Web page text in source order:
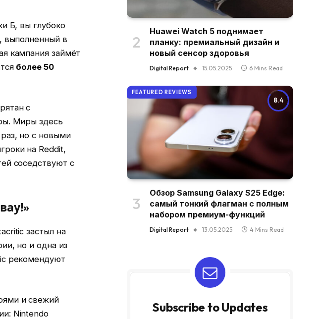
Б, вы глубоко
в
кампания займёт
более 50
с
Миры здесь
но с новыми
на Reddit,
соседствуют с
застыл на
но и одна из
рекомендуют
и свежий
Nintendo
Huawei Watch 5 поднимает
планку: премиальный дизайн и
новый сенсор здоровья
Digital Report 15.05.2025 6 Mins Read
8.4
FEATURED REVIEWS
Обзор Samsung Galaxy S25 Edge:
самый тонкий флагман с полным
набором премиум-функций
Digital Report 13.05.2025 4 Mins Read
Subscribe to Updates